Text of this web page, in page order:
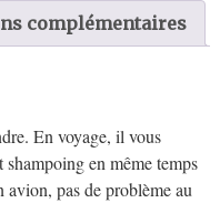
complémentaires
En voyage, il vous
shampoing en même temps
pas de problème au